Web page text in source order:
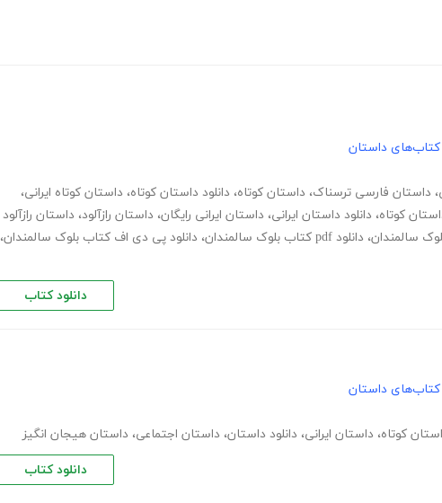
کتاب‌های داستان
، داستان فارسی ترسناک، داستان کوتاه، دانلود داستان کوتاه، داستان کوتاه ایرانی،
کوتاه، دانلود داستان ایرانی، داستان ایرانی رایگان، داستان رازآلود، داستان رازآلود
سالمندان، دانلود pdf کتاب بلوک سالمندان ، دانلود پی دی اف کتاب بلوک سالمندان،
دانلود کتاب
کتاب‌های داستان
کوتاه، داستان ایرانی، دانلود داستان، داستان اجتماعی، داستان هیجان انگیز
دانلود کتاب